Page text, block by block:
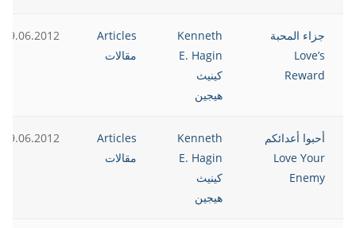
جزاء المحبة
Love’s
Reward
Kenneth
E. Hagin
كينيث
هيجين
Articles
مقالات
19.06.2012
أحبوا أعدائكم
Love Your
Enemy
Kenneth
E. Hagin
كينيث
هيجين
Articles
مقالات
19.06.2012